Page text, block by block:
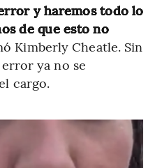
y haremos todo lo
de que esto no
Kimberly Cheatle. Sin
ya no se
cargo.